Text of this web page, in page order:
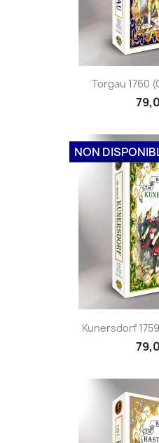
Torgau 1760
Kunersdorf
NON